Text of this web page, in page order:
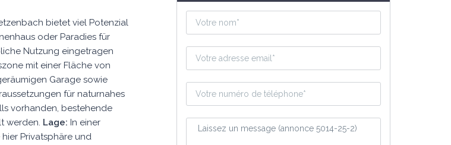
bietet viel Potenzial
oder Paradies für
Nutzung eingetragen
mit einer Fläche von
Garage sowie
für naturnahes
vorhanden, bestehende
werden. Lage: In einer
Privatsphäre und